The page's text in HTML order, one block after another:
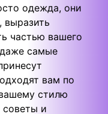
одежда, они
выразить
частью вашего
самые
вам по
стилю
и